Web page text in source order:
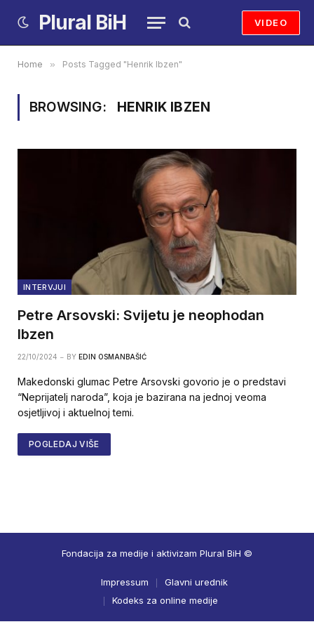
Plural BiH VIDEO
Home » Posts Tagged "Henrik Ibzen"
BROWSING: HENRIK IBZEN
INTERVJUI
Petre Arsovski: Svijetu je neophodan
Ibzen
22/10/2024 BY EDIN OSMANBAŠIĆ
Makedonski glumac Petre Arsovski govorio je o predstavi
“Neprijatelj naroda”, koja je bazirana na jednoj veoma
osjetljivoj i aktuelnoj temi.
POGLEDAJ VIŠE
Fondacija za medije i aktivizam Plural BiH ©
Impressum
Glavni urednik
Kodeks za online medije